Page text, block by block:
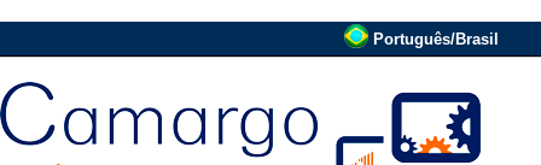
Português/Brasil